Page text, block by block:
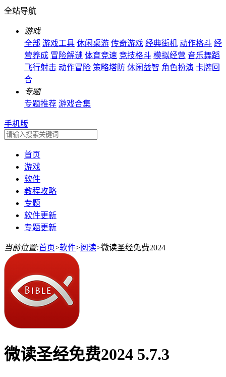
全站导航
游戏
全部 游戏工具 休闲桌游 传奇游戏 经典街机 动作格斗 经
营养成 冒险解谜 体育竞速 竞技格斗 模拟经营 音乐舞蹈
飞行射击 动作冒险 策略塔防 休闲益智 角色扮演 卡牌回
合
专题
专题推荐 游戏合集
手机版
首页
游戏
软件
教程攻略
专题
软件更新
专题更新
当前位置:首页>软件>阅读>微读圣经免费2024
微读圣经免费2024 5.7.3